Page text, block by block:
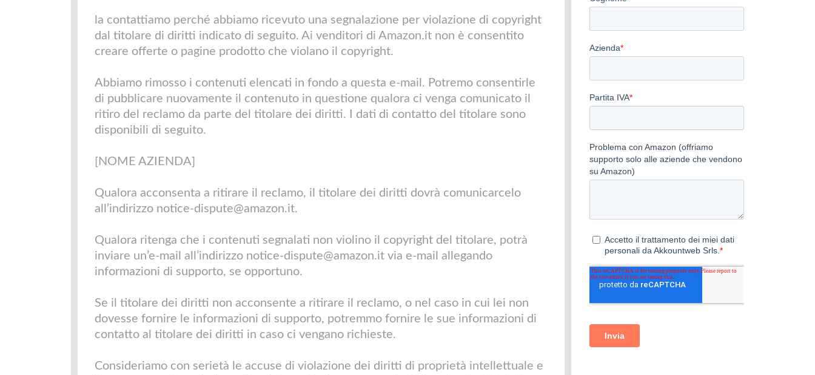
la contattiamo perché abbiamo ricevuto una segnalazione per violazione di copyright
dal titolare di diritti indicato di seguito. Ai venditori di Amazon.it non è consentito
creare offerte o pagine prodotto che violano il copyright.
Abbiamo rimosso i contenuti elencati in fondo a questa e-mail. Potremo consentirle
di pubblicare nuovamente il contenuto in questione qualora ci venga comunicato il
ritiro del reclamo da parte del titolare dei diritti. I dati di contatto del titolare sono
disponibili di seguito.
[NOME AZIENDA]
Qualora acconsenta a ritirare il reclamo, il titolare dei diritti dovrà comunicarcelo
all’indirizzo notice-dispute@amazon.it.
Qualora ritenga che i contenuti segnalati non violino il copyright del titolare, potrà
inviare un’e-mail all’indirizzo notice-dispute@amazon.it via e-mail allegando
informazioni di supporto, se opportuno.
Se il titolare dei diritti non acconsente a ritirare il reclamo, o nel caso in cui lei non
dovesse fornire le informazioni di supporto, potremmo fornire le sue informazioni di
contatto al titolare dei diritti in caso ci vengano richieste.
Consideriamo con serietà le accuse di violazione dei diritti di proprietà intellettuale e